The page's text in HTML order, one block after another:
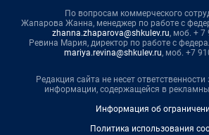
По вопросам коммерческого
Жапарова Жанна, менеджер по работе с
zhanna.zhaparova@shkulev.ru, моб. + 7
Ревина Мария, директор по работе с
mariya.revina@shkulev.ru, моб. +7
Редакция сайта не несет ответственности
информации, содержащейся в
Информация об
Политика использования